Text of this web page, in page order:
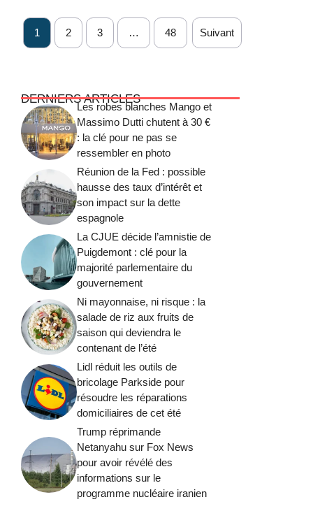
1 2 3 … 48 Suivant
DERNIERS ARTICLES
Les robes blanches Mango et
Massimo Dutti chutent à 30 €
: la clé pour ne pas se
ressembler en photo
Réunion de la Fed : possible
hausse des taux d’intérêt et
son impact sur la dette
espagnole
La CJUE décide l’amnistie de
Puigdemont : clé pour la
majorité parlementaire du
gouvernement
Ni mayonnaise, ni risque : la
salade de riz aux fruits de
saison qui deviendra le
contenant de l’été
Lidl réduit les outils de
bricolage Parkside pour
résoudre les réparations
domiciliaires de cet été
Trump réprimande
Netanyahu sur Fox News
pour avoir révélé des
informations sur le
programme nucléaire iranien